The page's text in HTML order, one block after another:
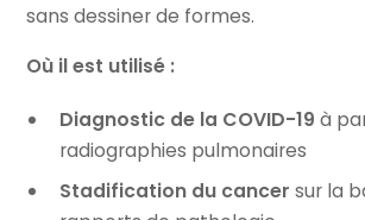
sans dessiner de formes.
Où il est utilisé :
Diagnostic de la COVID-19 à
radiographies pulmonaires
Stadification du cancer sur la